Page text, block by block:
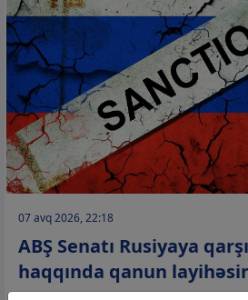
07 avq 2026, 22:18
ABŞ Senatı Rusiyaya
haqqında qanun